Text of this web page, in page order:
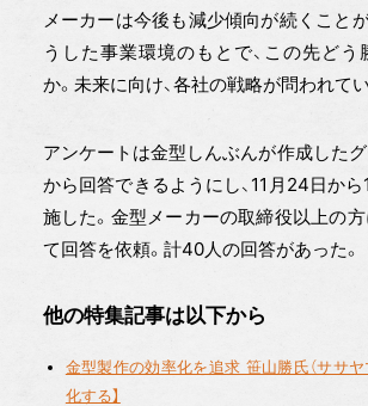
メーカーは今後も減少傾向が続くこと
うした事業環境のもとで、この先どう
か。未来に向け、各社の戦略が問われてい
アンケートは金型しんぶんが作成した
から回答できるようにし、11月24日か
施した。金型メーカーの取締役以上の
て回答を依頼。計40人の回答があった。
他の特集記事は以下から
金型製作の効率化を追求 笹山勝氏（ササヤ
化する】